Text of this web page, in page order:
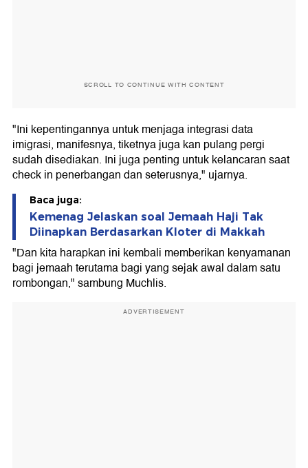
SCROLL TO CONTINUE WITH CONTENT
"Ini kepentingannya untuk menjaga integrasi data
imigrasi, manifesnya, tiketnya juga kan pulang pergi
sudah disediakan. Ini juga penting untuk kelancaran saat
check in penerbangan dan seterusnya," ujarnya.
Baca juga:
Kemenag Jelaskan soal Jemaah Haji Tak
Diinapkan Berdasarkan Kloter di Makkah
"Dan kita harapkan ini kembali memberikan kenyamanan
bagi jemaah terutama bagi yang sejak awal dalam satu
rombongan," sambung Muchlis.
ADVERTISEMENT